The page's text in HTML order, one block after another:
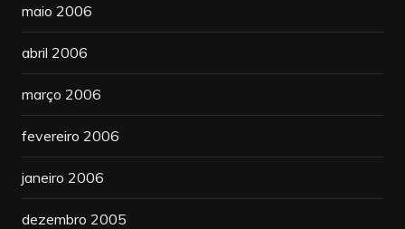
maio 2006
abril 2006
março 2006
fevereiro 2006
janeiro 2006
dezembro 2005